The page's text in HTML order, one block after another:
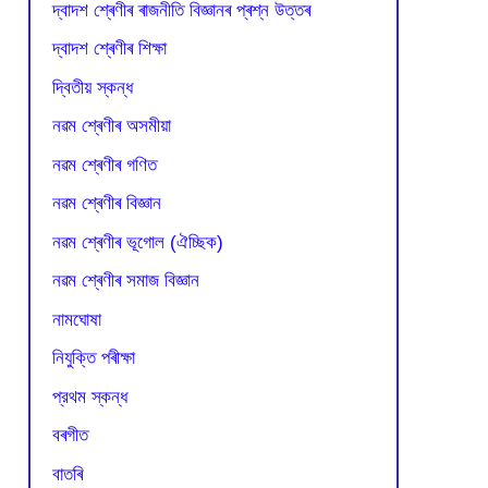
দ্বাদশ শ্ৰেণীৰ ৰাজনীতি বিজ্ঞানৰ প্ৰশ্ন উত্তৰ
দ্বাদশ শ্ৰেণীৰ শিক্ষা
দ্বিতীয় স্কন্ধ
নৱম শ্ৰেণীৰ অসমীয়া
নৱম শ্ৰেণীৰ গণিত
নৱম শ্ৰেণীৰ বিজ্ঞান
নৱম শ্ৰেণীৰ ভূগোল (ঐচ্ছিক)
নৱম শ্ৰেণীৰ সমাজ বিজ্ঞান
নামঘোষা
নিযুক্তি পৰীক্ষা
প্রথম স্কন্ধ
বৰগীত
বাতৰি